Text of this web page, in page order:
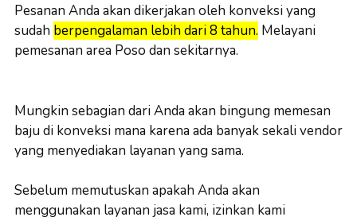
Pesanan Anda akan dikerjakan oleh konveksi yang
sudah berpengalaman lebih dari 8 tahun. Melayani
pemesanan area Poso dan sekitarnya.
Mungkin sebagian dari Anda akan bingung memesan
baju di konveksi mana karena ada banyak sekali vendor
yang menyediakan layanan yang sama.
Sebelum memutuskan apakah Anda akan
menggunakan layanan jasa kami, izinkan kami